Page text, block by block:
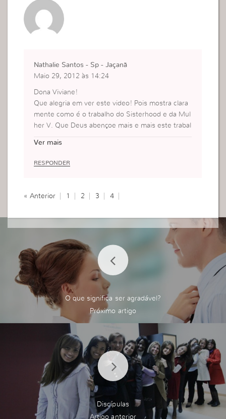
Nathalie Santos - Sp - Jaçanã
Maio 29, 2012 às 14:24
Dona Viviane!
Que alegria em ver este video! Pois mostra clara
mente como é o trabalho do Sisterhood e da Mul
her V. Que Deus abençoe mais e mais este trabal
Ver mais
RESPONDER
« Anterior 1 2 3 4
O que significa ser agradável?
Discípulas